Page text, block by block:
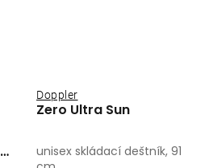
Zero Ultra Sun
Doppler
unisex skládací deštník, 91